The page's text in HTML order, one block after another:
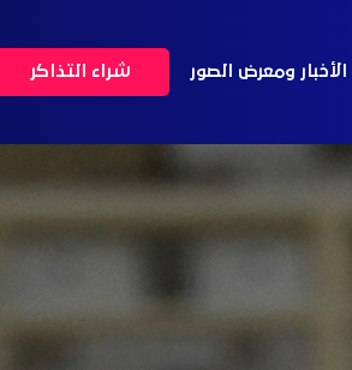
الأخبار ومعرض الصور شراء التذاكر